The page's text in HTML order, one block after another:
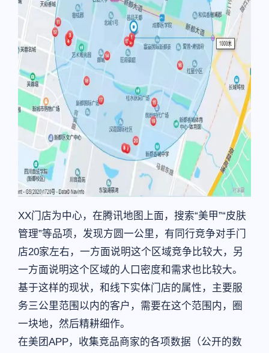
XX门店为中心，在腾讯地图上面，搜索“美甲”“皮肤
管理”等品项，发现方圆一公里，有同行竞争对手门
店20家左右，一方面说明这个区域竞争比较大，另
一方面说明这个区域的人口密度和需求也比较大。
基于这样的现状，和线下实体门店的属性，主要服
务三公里范围以内的客户，需要在这个范围内，圈
一块地，然后精耕细作。
在美团APP，收集竞品商家的各项数据（公开的数